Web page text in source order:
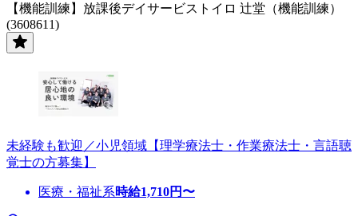
【機能訓練】放課後デイサービストイロ 辻堂（機能訓練）
(3608611)
未経験も歓迎／小児領域【理学療法士・作業療法士・言語聴
覚士の方募集】
医療・福祉系時給1,710円〜